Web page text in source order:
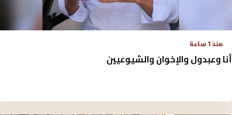
منذ 1 ساعة
أنا وعبدول والإخوان والشيوعيين